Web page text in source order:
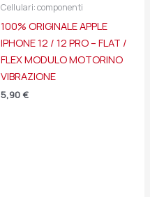
Cellulari: componenti
100% ORIGINALE APPLE
IPHONE 12 / 12 PRO – FLAT /
FLEX MODULO MOTORINO
VIBRAZIONE
5,90 €